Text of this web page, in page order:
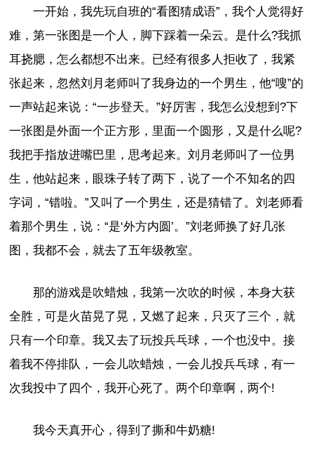
一开始，我先玩自班的“看图猜成语”，我个人觉得好
难，第一张图是一个人，脚下踩着一朵云。是什么?我抓
耳挠腮，怎么都想不出来。已经有很多人拒收了，我紧
张起来，忽然刘月老师叫了我身边的一个男生，他“嗖”的
一声站起来说：“一步登天。”好厉害，我怎么没想到?下
一张图是外面一个正方形，里面一个圆形，又是什么呢?
我把手指放进嘴巴里，思考起来。刘月老师叫了一位男
生，他站起来，眼珠子转了两下，说了一个不知名的四
字词，“错啦。”又叫了一个男生，还是猜错了。刘老师看
着那个男生，说：“是‘外方内圆’。”刘老师换了好几张
图，我都不会，就去了五年级教室。
那的游戏是吹蜡烛，我第一次吹的时候，本身大获
全胜，可是火苗晃了晃，又燃了起来，只灭了三个，就
只有一个印章。我又去了玩投兵乓球，一个也没中。接
着我不停排队，一会儿吹蜡烛，一会儿投兵乓球，有一
次我投中了四个，我开心死了。两个印章啊，两个!
我今天真开心，得到了撕和牛奶糖!